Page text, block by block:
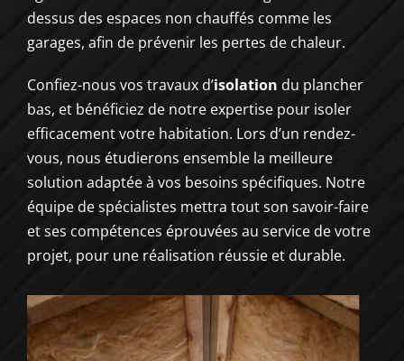
dessus des espaces non chauffés comme les
garages, afin de prévenir les pertes de chaleur.
Confiez-nous vos travaux d’isolation du plancher
bas, et bénéficiez de notre expertise pour isoler
efficacement votre habitation. Lors d’un rendez-
vous, nous étudierons ensemble la meilleure
solution adaptée à vos besoins spécifiques. Notre
équipe de spécialistes mettra tout son savoir-faire
et ses compétences éprouvées au service de votre
projet, pour une réalisation réussie et durable.